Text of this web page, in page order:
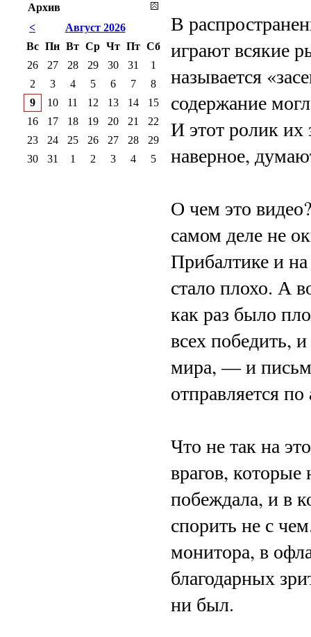
В
играют всякие
называется
содержание
И этот ролик их
наверное,
О чем это
самом деле не
Прибалтике и
стало плохо. А
как раз было
всех победить,
мира, — и
отправляется
Что не так на
врагов, которые
побеждала, и в
спорить не с
монитора, в
благодарных
ни был.
Архив
<
Август 2026
Вс Пн Вт Ср Чт Пт Сб
26
27 28 29 30 31
1
2
3 4 5 6 7
8
9
10 11 12 13 14
15
16
17 18 19 20 21
22
23
24 25 26 27 28
29
30
31 1 2 3 4 5